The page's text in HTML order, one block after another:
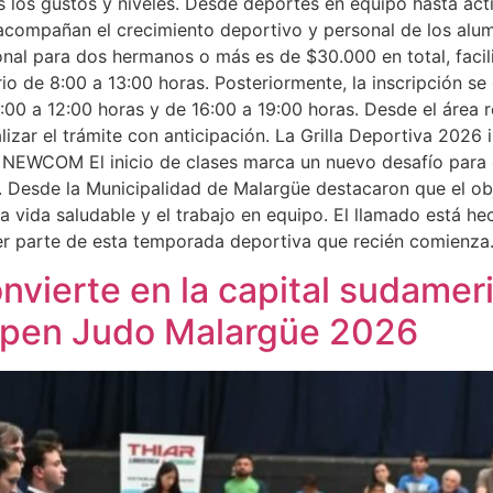
el crecimiento deportivo y personal de los
para dos hermanos o más es de $30.000 en total,
de 8:00 a 13:00 horas. Posteriormente, la inscripción
a 12:00 horas y de 16:00 a 19:00 horas. Desde el
el trámite con anticipación. La Grilla Deportiva 2026
NEWCOM El inicio de clases marca un nuevo desafío
la Municipalidad de Malargüe destacaron que el
saludable y el trabajo en equipo. El llamado está
parte de esta temporada deportiva que recién comienza.
en la capital
Judo Malargüe 2026